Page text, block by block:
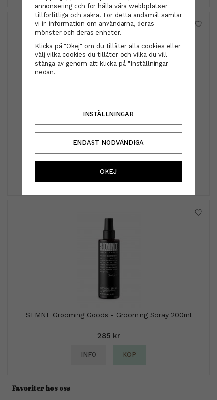
Omniblonde
Retreatment 175 ml
495 kr
STMNT Grooming Goods - Grooming Spray 200ml
285 kr
INFO KÖP
Favoriter hos oss
annonsering och för hålla våra webbplatser
tillförlitliga och säkra. För detta ändamål samlar
vi in information om användarna, deras
mönster och deras enheter.
Klicka på "Okej" om du tillåter alla cookies eller
välj vilka cookies du tillåter och vilka du vill
stänga av genom att klicka på "Inställningar"
nedan.
INSTÄLLNINGAR
ENDAST NÖDVÄNDIGA
OKEJ